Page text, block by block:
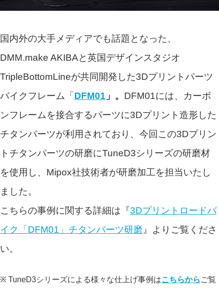
国内外の大手メディアでも話題となった、
DMM.make AKIBAと英国デザインスタジオ
TripleBottomLineが共同開発した3Dプリントパーツ
バイクフレーム「DFM01 」。 DFM01には、カーボ
ンフレームを接合するパーツに3Dプリント造形した
チタンパーツが利用されており、今回この3Dプリン
トチタンパーツの研磨にTuneD3シリーズの研磨材
を使用し、Mipox社技術者が研磨加工を担当いたし
ました。
こちらの事例に関する詳細は『3Dプリントロードバ
イク「DFM01」チタンパーツ研磨 』よりご覧くださ
い。
※ TuneD3シリーズによる様々な仕上げ事例はこちらから ご覧